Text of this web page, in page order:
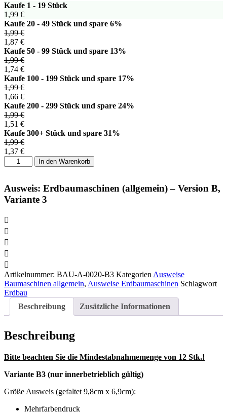
Kaufe 1 - 19 Stück
1,99 €
Kaufe 20 - 49 Stück und spare 6%
1,99€
1,87 €
Kaufe 50 - 99 Stück und spare 13%
1,99€
1,74 €
Kaufe 100 - 199 Stück und spare 17%
1,99€
1,66 €
Kaufe 200 - 299 Stück und spare 24%
1,99€
1,51 €
Kaufe 300+ Stück und spare 31%
1,99€
1,37 €
Ausweis:
Erdbaumaschinen
-
Version
B,
3
Menge
In den Warenkorb
Ausweis: Erdbaumaschinen (allgemein) – Version B,
Variante 3
Artikelnummer: BAU-A-0020-B3 Kategorien Ausweise
Baumaschinen allgemein, Ausweise Erdbaumaschinen Schlagwort
Erdbau
Beschreibung
Zusätzliche Informationen
Beschreibung
Bitte beachten Sie die Mindestabnahmemenge von 12 Stk.!
Variante B3 (nur innerbetrieblich gültig)
Größe Ausweis (gefaltet 9,8cm x 6,9cm):
Mehrfarbendruck